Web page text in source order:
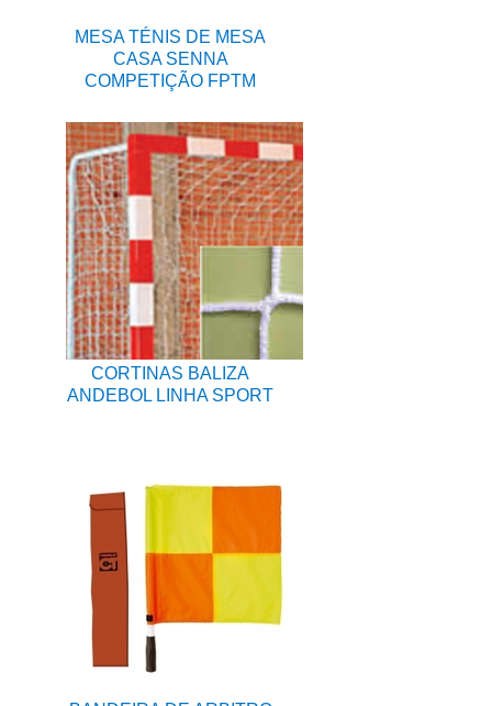
MESA TÉNIS DE MESA
CASA SENNA
COMPETIÇÃO FPTM
CORTINAS BALIZA
ANDEBOL LINHA SPORT